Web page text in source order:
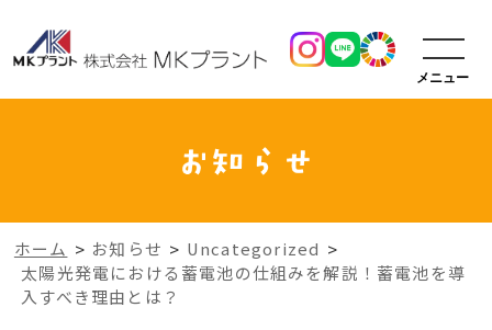
メニュー
ホーム > お知らせ > Uncategorized >
太陽光発電における蓄電池の仕組みを解説！蓄電池を導
入すべき理由とは？